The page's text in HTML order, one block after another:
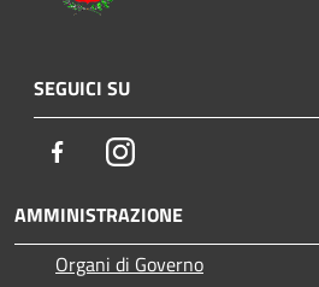
SEGUICI SU
FacebookInstagram
AMMINISTRAZIONE
Organi di Governo